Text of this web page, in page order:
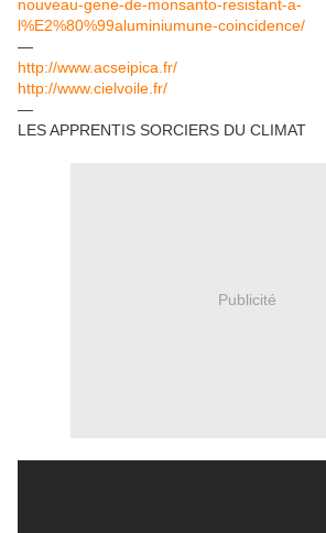
nouveau-gene-de-monsanto-resistant-a-
l%E2%80%99aluminiumune-coincidence/
—
http://www.acseipica.fr/
http://www.cielvoile.fr/
—
LES APPRENTIS SORCIERS DU CLIMAT
Publicité